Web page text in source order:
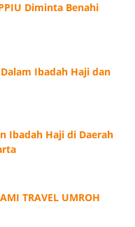
Diminta Benahi
Ibadah Haji dan
Ibadah Haji di Daerah
TRAVEL UMROH